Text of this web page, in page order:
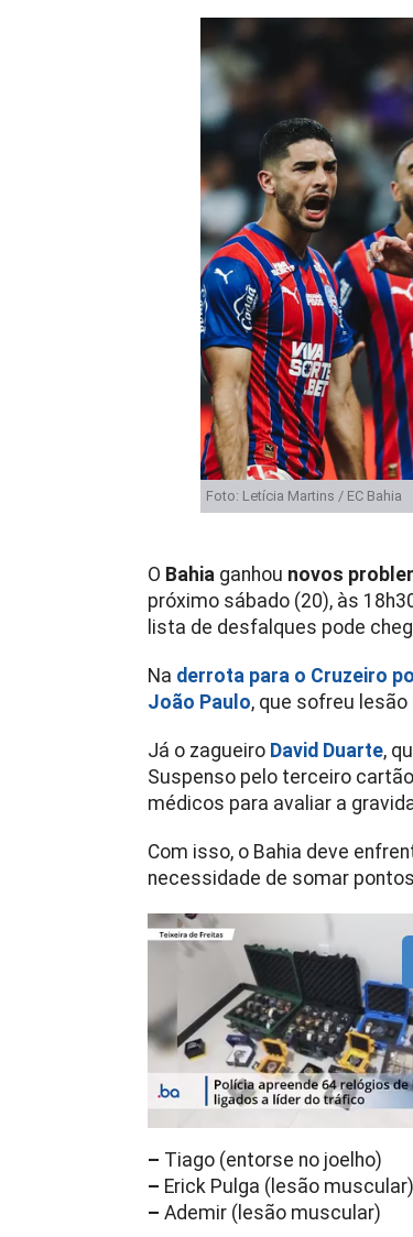
Foto: Letícia Martins / EC Bahia
O Bahia ganhou novos
próximo sábado (20), às
lista de desfalques pode
Na derrota para o Cruzeiro
João Paulo, que sofreu
Já o zagueiro David Duarte,
Suspenso pelo terceiro
médicos para avaliar a
Com isso, o Bahia deve
necessidade de somar
– Tiago (entorse no joelho)
– Erick Pulga (lesão muscular)
– Ademir (lesão muscular)